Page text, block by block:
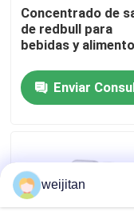
Control de
Pida una cita
Sabor sabroso
Sabor de las
Concentrado de
de redbull para
bebidas y
Enviar
weijitan